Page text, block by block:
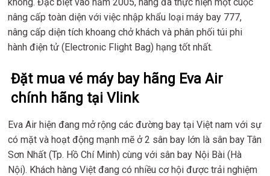
nâng cấp toàn diện với việc nhập khẩu loại máy bay 777,
nâng cấp diện tích khoang chở khách và phân phối túi phi
hành điện tử (Electronic Flight Bag) hạng tốt nhất.
Đặt mua vé máy bay hãng Eva Air
chính hãng tại Vlink
Eva Air hiện đang mở rộng các đường bay tại Việt nam với sự
có mặt và hoạt động mạnh mẽ ở 2 sân bay lớn là sân bay Tân
Sơn Nhất (Tp. Hồ Chí Minh) cùng với sân bay Nội Bài (Hà
Nội). Khách hàng Việt đang có nhiều cơ hội được trải nghiệm